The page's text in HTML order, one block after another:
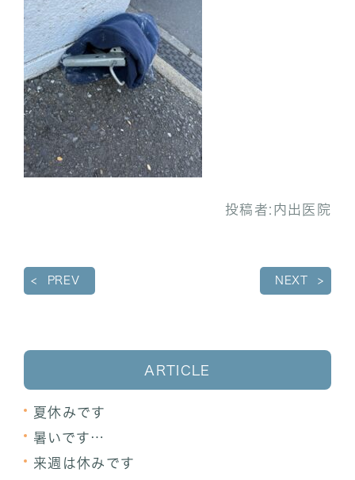
投稿者: 内出医院
PREV NEXT
ARTICLE
夏休みです
暑いです…
来週は休みです